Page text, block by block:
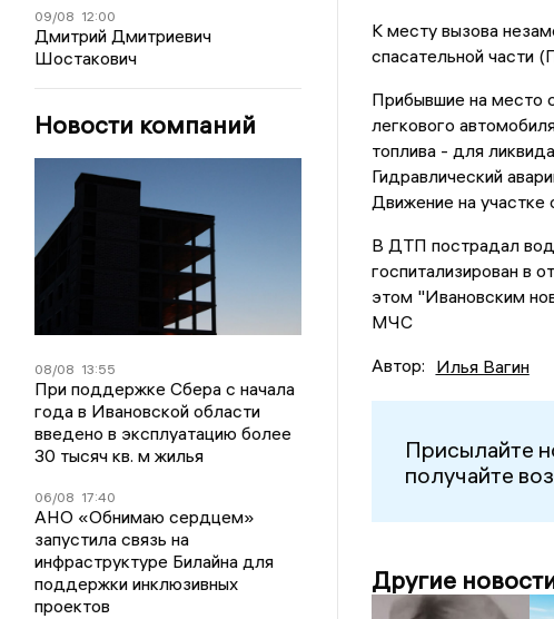
09/08 12:00
Дмитрий Дмитриевич
Шостакович
Новости компаний
08/08 13:55
При поддержке Сбера с начала
года в Ивановской области
введено в эксплуатацию более
30 тысяч кв. м жилья
06/08 17:40
АНО «Обнимаю сердцем»
запустила связь на
инфраструктуре Билайна для
поддержки инклюзивных
проектов
К месту вызова
спасательной части
Прибывшие на место
легкового
топлива - для
Гидравлический
Движение на участке
В ДТП пострадал
госпитализирован в
этом "Ивановским
МЧС
Автор: Илья Вагин
Присылайте
получайте
Другие